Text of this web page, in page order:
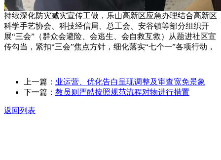
持续深化防灾减灾宣传工做，乐山高新区应急办理结合高新区
科学手艺协会、科技经信局、总工会、安谷镇等部分组织开
展“三会”（群众会避险、会逃生、会自救互救）从题进社区宣
传勾当，紧扣“三会”焦点方针，细化落实“七个一”各项行动，
上一篇： 业运营、优化告白呈现调整及审查宽免景象
下一篇： 教员则严酷按照规范流程对物进行措置
返回列表